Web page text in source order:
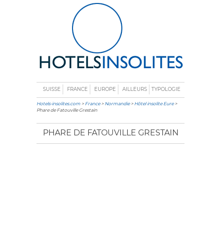
SUISSE FRANCE EUROPE AILLEURS TYPOLOGIE
Hotels-insolites.com >France>Normandie>Hôtel insolite Eure>
Phare de Fatouville Grestain
PHARE DE FATOUVILLE GRESTAIN